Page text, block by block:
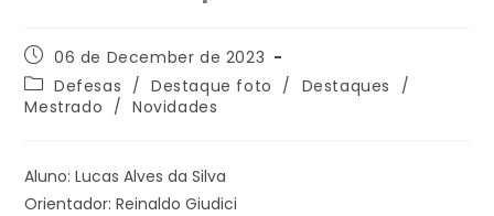
06 de December de 2023
Defesas / Destaque foto / Destaques
/
Mestrado / Novidades
Aluno: Lucas Alves da Silva
Orientador: Reinaldo Giudici